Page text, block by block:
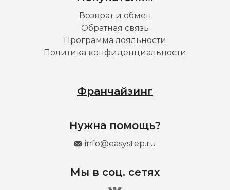
Возврат и обмен
Обратная связь
Программа лояльности
Политика конфиденциальности
Франчайзинг
Нужна помощь?
info@easystep.ru
Мы в соц. сетях